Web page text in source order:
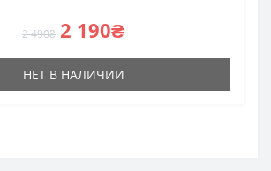
2 490₴ 2 190₴
НЕТ В НАЛИЧИИ